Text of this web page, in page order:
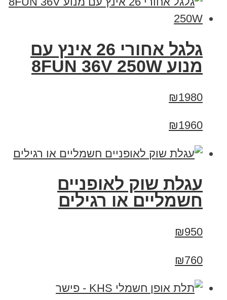
גלגל אחורי 26 אינץ עם
מנוע 8FUN 36V 250W
₪1980
₪1960
עגלת שוק לאופניים
חשמליים או רגילים
₪950
₪760